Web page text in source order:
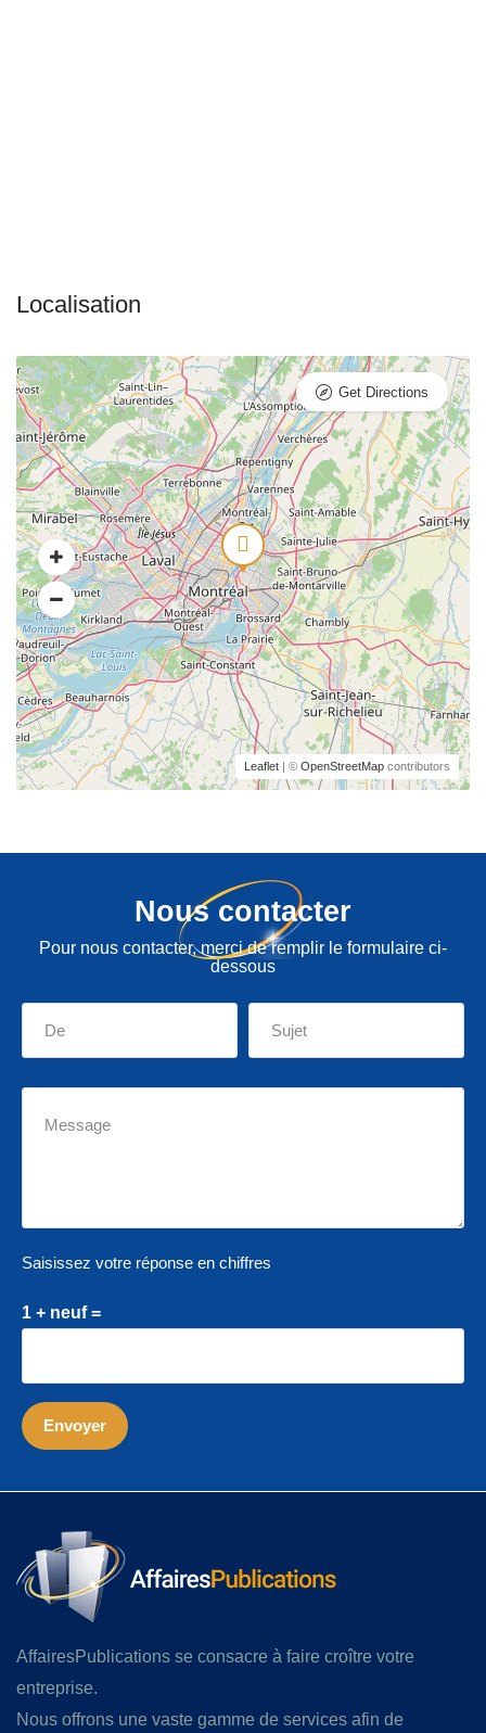
Leaflet | © OpenStreetMap contributors
Get Directions
Nous contacter
Pour nous contacter, merci de remplir le formulaire ci-
dessous
Saisissez votre réponse en chiffres
1 + neuf =
AffairesPublications se consacre à faire croître votre
entreprise.
Nous offrons une vaste gamme de services afin de